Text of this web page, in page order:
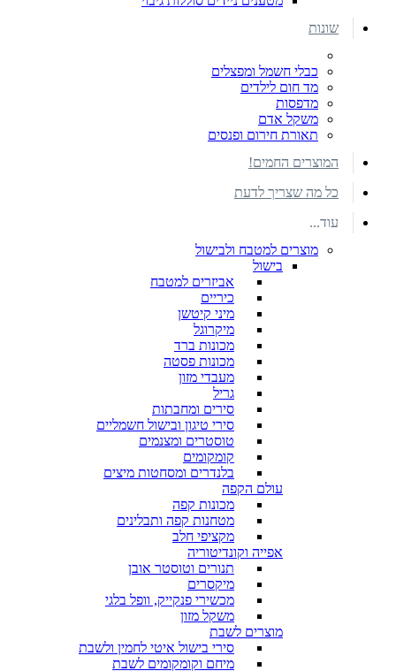
שונות
כבלי חשמל ומפצלים
מד חום לילדים
מדפסות
משקל אדם
תאורת חירום ופנסים
המוצרים החמים!
כל מה שצריך לדעת
עוד...
מוצרים למטבח ולבישול
בישול
אביזרים למטבח
כיריים
מיני קיטשן
מיקרוגל
מכונות ברד
מכונות פסטה
מעבדי מזון
גריל
סירים ומחבתות
סירי טיגון ובישול חשמליים
טוסטרים ומצנמים
קומקומים
בלנדרים ומסחטות מיצים
עולם הקפה
מכונות קפה
מטחנות קפה ותבלינים
מקציפי חלב
אפייה וקונדיטוריה
תנורים וטוסטר אובן
מיקסרים
מכשירי פנקייק, וופל בלגי
משקל מזון
מוצרים לשבת
סירי בישול איטי לחמין ולשבת
מיחם וקומקומים לשבת